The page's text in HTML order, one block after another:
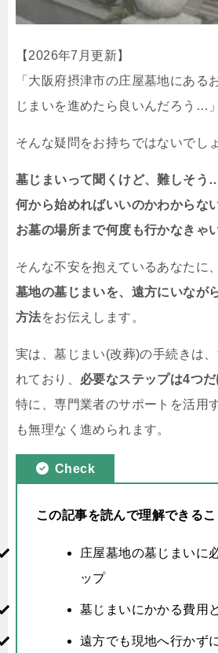
【2026年7月更新】
「大阪府摂津市の庄屋墓地にある
じまいを進めたら良いんだろう…」
そんな疑問をお持ちではないでし
墓じまいって聞くけど、難しそう
何から始めればいいのかわからな
お墓の場所まで何度も行かなきゃ
そんな不安を抱えているあなたに
墓地の墓じまいを、遠方にいなが
方法をお伝えします。
実は、墓じまい(改葬)の手続きは
れており、 必要なステップは4つだ
特に、専門業者のサポートを活用
も無理なく進められます。
Check
この記事を読んで理解できるこ
庄屋墓地の墓じまいに
ップ
墓じまいにかかる費用
遠方でも現地へ行かず